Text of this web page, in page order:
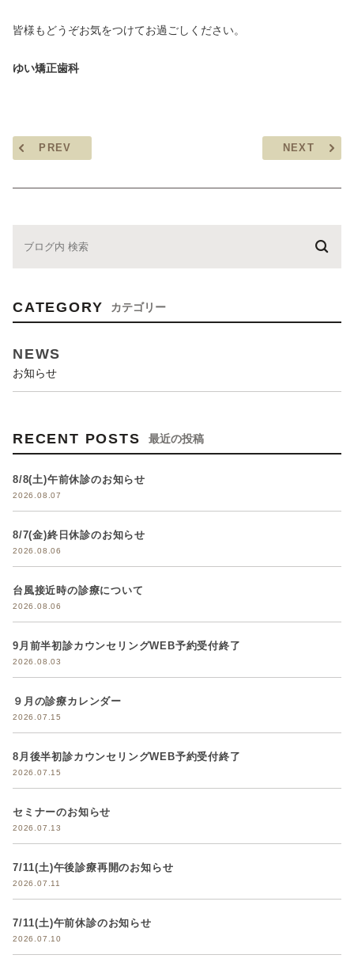
皆様もどうぞお気をつけてお過ごしください。
ゆい矯正歯科
PREV NEXT
CATEGORY カテゴリー
NEWS
お知らせ
RECENT POSTS 最近の投稿
8/8(土)午前休診のお知らせ
2026.08.07
8/7(金)終日休診のお知らせ
2026.08.06
台風接近時の診療について
2026.08.06
9月前半初診カウンセリングWEB予約受付終了
2026.08.03
９月の診療カレンダー
2026.07.15
8月後半初診カウンセリングWEB予約受付終了
2026.07.15
セミナーのお知らせ
2026.07.13
7/11(土)午後診療再開のお知らせ
2026.07.11
7/11(土)午前休診のお知らせ
2026.07.10